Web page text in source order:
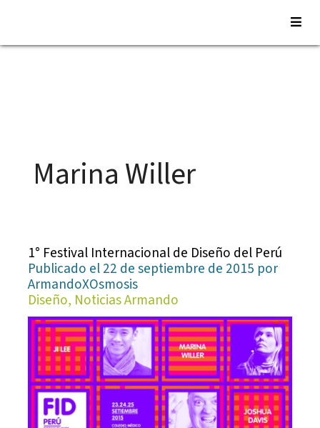
Saltar
Marina Willer
1° Festival Internacional de Diseño del Perú
Publicado el 22 de septiembre de 2015 por
ArmandoXOsmosis
Diseño, Noticias Armando